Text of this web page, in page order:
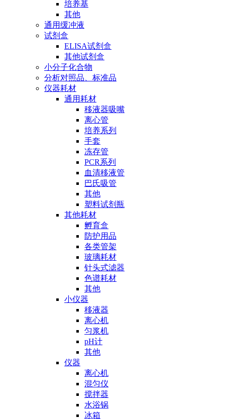
培养基
其他
通用缓冲液
试剂盒
ELISA试剂盒
其他试剂盒
小分子化合物
分析对照品、标准品
仪器耗材
通用耗材
移液器吸嘴
离心管
培养系列
手套
冻存管
PCR系列
血清移液管
巴氏吸管
其他
塑料试剂瓶
其他耗材
孵育盒
防护用品
各类管架
玻璃耗材
针头式滤器
色谱耗材
其他
小仪器
移液器
离心机
匀浆机
pH计
其他
仪器
离心机
混匀仪
搅拌器
水浴锅
冰箱